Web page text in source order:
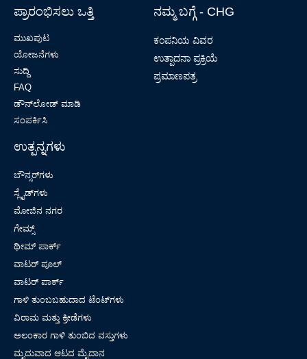
ಪ್ರಾರಂಭಿಸಲು ಒತ್ತಿ
ಮುಖಪುಟ
ಯೋಜನೆಗಳು
ಸುದ್ದಿ
FAQ
ಡೌನ್‌ಲೋಡ್ ಮಾಡಿ
ಸಂಪರ್ಕಿಸಿ
ನಮ್ಮ ಬಗ್ಗೆ - CHG
ಕಂಪನಿಯ ವಿವರ
ಉತ್ಪಾದನಾ ಪ್ರಕ್ರಿಯೆ
ಪ್ರಮಾಣಪತ್ರ
ಉತ್ಪನ್ನಗಳು
ಬೌನ್ಸರ್‌ಗಳು
ಸ್ಲೈಡ್‌ಗಳು
ಮೋಜಿನ ನಗರ
ಗೇಮ್ಸ್
ಥೀಮ್ ಪಾರ್ಕ್
ವಾಟರ್ ಪೂಲ್
ವಾಟರ್ ಪಾರ್ಕ್
ಗಾಳಿ ತುಂಬಬಹುದಾದ ಟೆಂಟ್‌ಗಳು
ವಿರಾಮ ಮತ್ತು ಕ್ರೀಡೆಗಳು
ಅಲಂಕಾರ ಗಾಳಿ ತುಂಬಿದ ವಸ್ತುಗಳು
ಮೃದುವಾದ ಆಟದ ಮೈದಾನ